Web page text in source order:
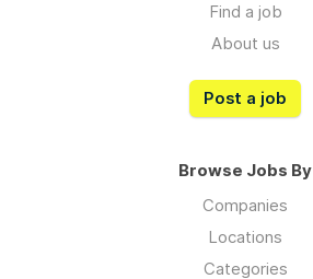
Find a job
About us
Post a job
Browse Jobs By
Companies
Locations
Categories